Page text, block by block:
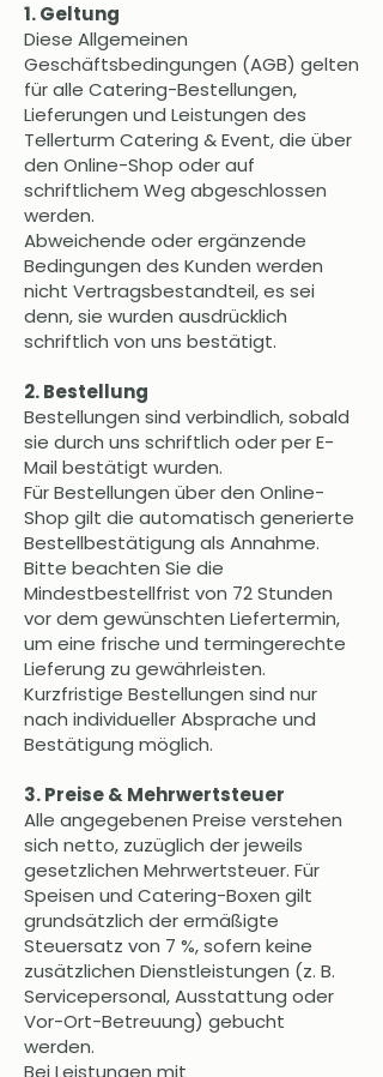
1. Geltung
Diese Allgemeinen
Geschäftsbedingungen (AGB) gelten
für alle Catering-Bestellungen,
Lieferungen und Leistungen des
Tellerturm Catering & Event, die über
den Online-Shop oder auf
schriftlichem Weg abgeschlossen
werden.
Abweichende oder ergänzende
Bedingungen des Kunden werden
nicht Vertragsbestandteil, es sei
denn, sie wurden ausdrücklich
schriftlich von uns bestätigt.
2. Bestellung
Bestellungen sind verbindlich, sobald
sie durch uns schriftlich oder per E-
Mail bestätigt wurden.
Für Bestellungen über den Online-
Shop gilt die automatisch generierte
Bestellbestätigung als Annahme.
Bitte beachten Sie die
Mindestbestellfrist von 72 Stunden
vor dem gewünschten Liefertermin,
um eine frische und termingerechte
Lieferung zu gewährleisten.
Kurzfristige Bestellungen sind nur
nach individueller Absprache und
Bestätigung möglich.
3. Preise & Mehrwertsteuer
Alle angegebenen Preise verstehen
sich netto, zuzüglich der jeweils
gesetzlichen Mehrwertsteuer. Für
Speisen und Catering-Boxen gilt
grundsätzlich der ermäßigte
Steuersatz von 7 %, sofern keine
zusätzlichen Dienstleistungen (z. B.
Servicepersonal, Ausstattung oder
Vor-Ort-Betreuung) gebucht
werden.
Bei Leistungen mit